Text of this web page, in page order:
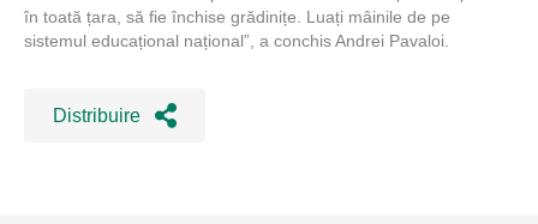
în toată țara, să fie închise grădinițe. Luați mâinile de pe
sistemul educațional național”, a conchis Andrei Pavaloi.
Distribuire